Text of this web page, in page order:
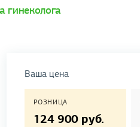
гинеколога
Ваша цена
РОЗНИЦА
124 900 руб.